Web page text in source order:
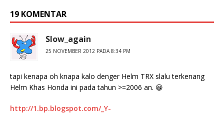
19 KOMENTAR
Slow_again
25 NOVEMBER 2012 PADA 8:34 PM
tapi kenapa oh knapa kalo denger Helm TRX slalu terkenang
Helm Khas Honda ini pada tahun >=2006 an. 😀
http://1.bp.blogspot.com/_Y-